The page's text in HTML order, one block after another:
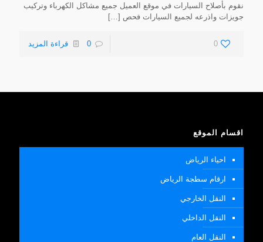
نقوم بأصلاح السيارات في موقع العميل جميع مشاكل الكهرباء وتركيب
جويزات واذرعه لجميع السيارات فحص […]
0
0 قراءة المزيد
اقسام الموقع
احياء الرياض
ارقام سطجة الرياض
النقل الخارجي
النقل الداخلي
النقل العام